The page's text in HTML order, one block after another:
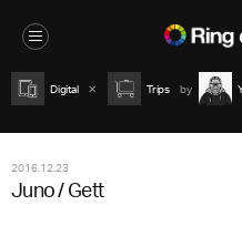
Digital Trips
2016.12.23
Juno / Gett